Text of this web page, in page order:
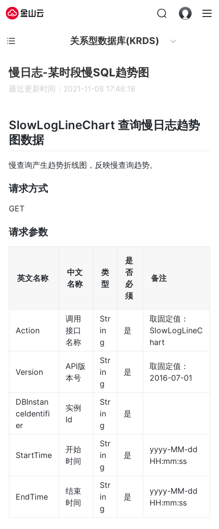
关系型数据库(KRDS)
慢日志-某时段慢SQL趋势图
最近更新时间：2021-11-08 17:48:18
SlowLogLineChart 查询慢日志趋势
图数据
慢查询产生趋势折线图，反映慢查询趋势。
请求方式
GET
请求参数
英文名称
中文
名称
类
型
是
否
必
须
备注
Action
调用
接口
名称
Str
in
g
是
取固定值：
SlowLogLineC
hart
Version
API版
本号
Str
in
g
是
取固定值：
2016-07-01
DBInstan
ceIdentifi
er
实例
Id
Str
in
g
是
StartTime
开始
时间
Str
in
g
是
yyyy-MM-dd
HH:mm:ss
EndTime
结束
时间
Str
in
g
是
yyyy-MM-dd
HH:mm:ss